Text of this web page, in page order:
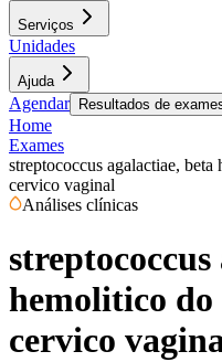
Serviços
Unidades
Ajuda
Agendar Resultados de
Home
Exames
streptococcus agalactiae,
cervico vaginal
Análises clínicas
hemolitico
cervico